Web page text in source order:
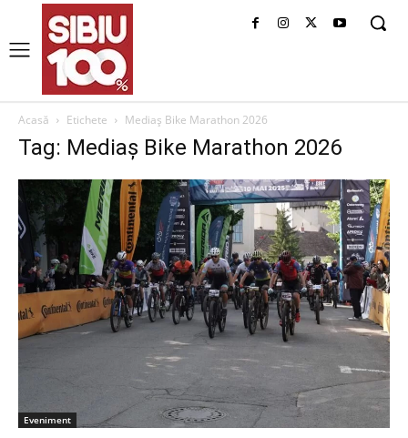
Acasă Etichete Mediaș Bike Marathon 2026
Tag: Mediaș Bike Marathon 2026
Eveniment